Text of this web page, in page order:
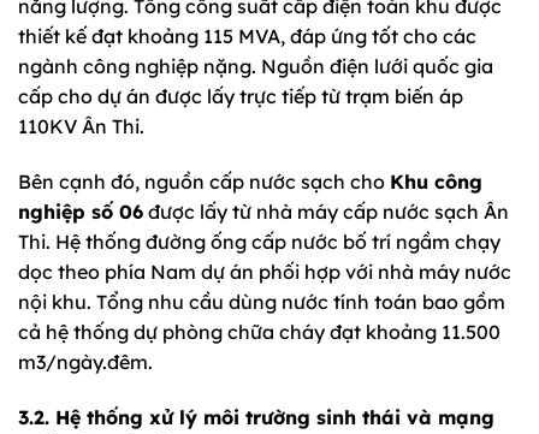
năng lượng. Tổng công suất cấp điện toàn khu được
thiết kế đạt khoảng 115 MVA, đáp ứng tốt cho các
ngành công nghiệp nặng. Nguồn điện lưới quốc gia
cấp cho dự án được lấy trực tiếp từ trạm biến áp
110KV Ân Thi.
Bên cạnh đó, nguồn cấp nước sạch cho Khu công
nghiệp số 06 được lấy từ nhà máy cấp nước sạch Ân
Thi. Hệ thống đường ống cấp nước bố trí ngầm chạy
dọc theo phía Nam dự án phối hợp với nhà máy nước
nội khu. Tổng nhu cầu dùng nước tính toán bao gồm
cả hệ thống dự phòng chữa cháy đạt khoảng 11.500
m3/ngày.đêm.
3.2. Hệ thống xử lý môi trường sinh thái và mạng